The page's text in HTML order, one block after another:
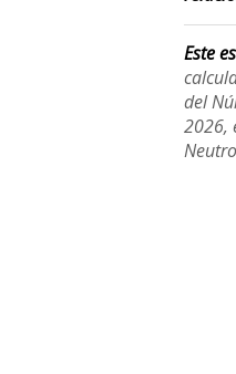
Este
del
2026,